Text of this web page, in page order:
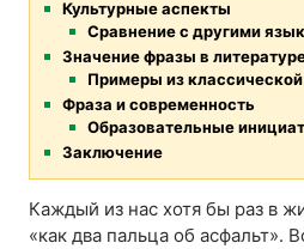
Культурные аспекты
Сравнение с другими
Значение фразы в
Примеры из
Фраза и современность
Образовательные
Заключение
Каждый из нас хотя бы раз в
«как два пальца об асфальт».